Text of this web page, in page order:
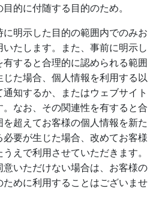
的に付随する目的のため。
明示した目的の範囲内でのみお
たします。また、事前に明示し
すると合理的に認められる範囲
た場合、個人情報を利用する以
知するか、またはウェブサイト
なお、その関連性を有すると合
超えてお客様の個人情報を新た
要が生じた場合、改めてお客様
えで利用させていただきます。
意いただけない場合は、お客様の
めに利用することはございませ